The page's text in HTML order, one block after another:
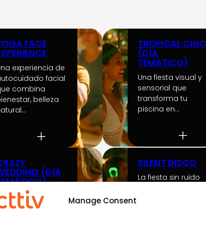
Manage Consent
FACE
experiencia de
facial
combina
belleza
TROPICAL CHIC
(DÍA
TEMÁTICO)
Una fiesta visual y
sensorial que
transforma tu
piscina en…
(DÍA
boda
que
SILENT DISCO
La fiesta sin ruido